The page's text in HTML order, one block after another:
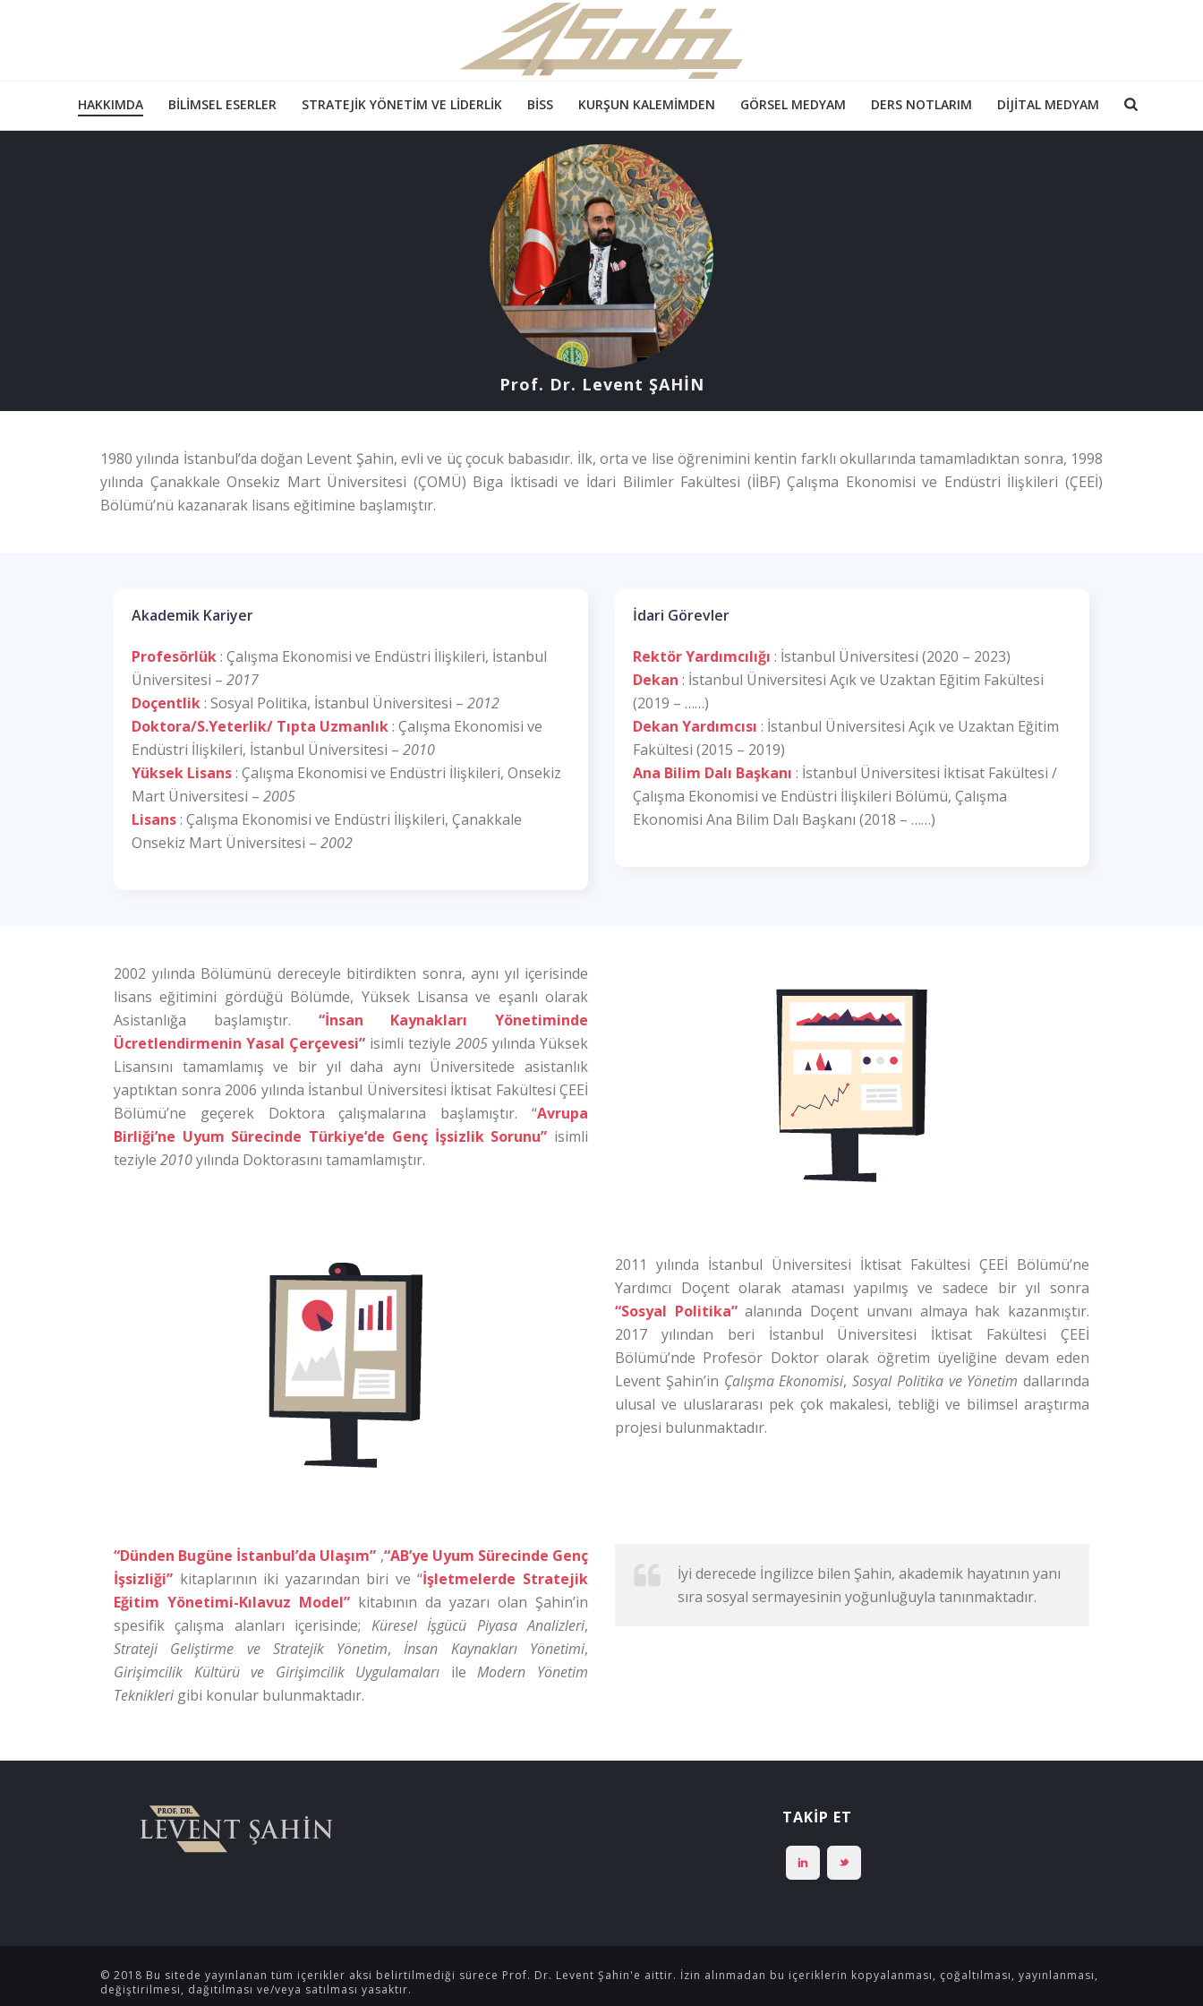
HAKKIMDA BILIMSEL ESERLER STRATEJIK YÖNETIM VE LIDERLIK BİSS KURŞUN KALEMIMDEN GÖRSEL MEDYAM DERS NOTLARIM DIJITAL MEDYAM
Prof. Dr. Levent ŞAHİN
1980 yılında İstanbul’da doğan Levent Şahin, evli ve üç çocuk babasıdır. İlk, orta ve lise öğrenimini kentin farklı okullarında tamamladıktan sonra, 1998
yılında Çanakkale Onsekiz Mart Üniversitesi (ÇOMÜ) Biga İktisadi ve İdari Bilimler Fakültesi (İİBF) Çalışma Ekonomisi ve Endüstri İlişkileri (ÇEEİ)
Bölümü’nü kazanarak lisans eğitimine başlamıştır.
Akademik Kariyer
Profesörlük: Çalışma Ekonomisi ve Endüstri İlişkileri, İstanbul
Üniversitesi – 2017
Doçentlik: Sosyal Politika, İstanbul Üniversitesi – 2012
Doktora/S.Yeterlik/ Tıpta Uzmanlık: Çalışma Ekonomisi ve
Endüstri İlişkileri, İstanbul Üniversitesi – 2010
Yüksek Lisans: Çalışma Ekonomisi ve Endüstri İlişkileri, Onsekiz
Mart Üniversitesi – 2005
Lisans: Çalışma Ekonomisi ve Endüstri İlişkileri, Çanakkale
Onsekiz Mart Üniversitesi – 2002
İdari Görevler
Rektör Yardımcılığı : İstanbul Üniversitesi (2020 – 2023)
Dekan : İstanbul Üniversitesi Açık ve Uzaktan Eğitim Fakültesi
(2019 – ……)
Dekan Yardımcısı : İstanbul Üniversitesi Açık ve Uzaktan Eğitim
Fakültesi (2015 – 2019)
Ana Bilim Dalı Başkanı : İstanbul Üniversitesi İktisat Fakültesi /
Çalışma Ekonomisi ve Endüstri İlişkileri Bölümü, Çalışma
Ekonomisi Ana Bilim Dalı Başkanı (2018 – ……)
2002 yılında Bölümünü dereceyle bitirdikten sonra, aynı yıl içerisinde
lisans eğitimini gördüğü Bölümde, Yüksek Lisansa ve eşanlı olarak
Asistanlığa başlamıştır. “İnsan Kaynakları Yönetiminde
Ücretlendirmenin Yasal Çerçevesi” isimli teziyle 2005 yılında Yüksek
Lisansını tamamlamış ve bir yıl daha aynı Üniversitede asistanlık
yaptıktan sonra 2006 yılında İstanbul Üniversitesi İktisat Fakültesi ÇEEİ
Bölümü’ne geçerek Doktora çalışmalarına başlamıştır. “Avrupa
Birliği’ne Uyum Sürecinde Türkiye’de Genç İşsizlik Sorunu” isimli
teziyle 2010yılında Doktorasını tamamlamıştır.
2011 yılında İstanbul Üniversitesi İktisat Fakültesi ÇEEİ Bölümü’ne
Yardımcı Doçent olarak ataması yapılmış ve sadece bir yıl sonra
“Sosyal Politika”alanında Doçent unvanı almaya hak kazanmıştır.
2017 yılından beri İstanbul Üniversitesi İktisat Fakültesi ÇEEİ
Bölümü’nde Profesör Doktor olarak öğretim üyeliğine devam eden
Levent Şahin’in Çalışma Ekonomisi, Sosyal Politika ve Yönetim dallarında
ulusal ve uluslararası pek çok makalesi, tebliği ve bilimsel araştırma
projesi bulunmaktadır.
“Dünden Bugüne İstanbul’da Ulaşım” ,“AB’ye Uyum Sürecinde Genç
İşsizliği” kitaplarının iki yazarından biri ve “İşletmelerde Stratejik
Eğitim Yönetimi-Kılavuz Model” kitabının da yazarı olan Şahin’in
spesifik çalışma alanları içerisinde; Küresel İşgücü Piyasa Analizleri,
Strateji Geliştirme ve Stratejik Yönetim,İnsan Kaynakları Yönetimi,
Girişimcilik Kültürü ve Girişimcilik Uygulamaları ileModern Yönetim
Teknikleri gibi konular bulunmaktadır.
İyi derecede İngilizce bilen Şahin, akademik hayatının yanı
sıra sosyal sermayesinin yoğunluğuyla tanınmaktadır.
TAKİP ET
© 2018 Bu sitede yayınlanan tüm içerikler aksi belirtilmediği sürece Prof. Dr. Levent Şahin'e aittir. İzin alınmadan bu içeriklerin kopyalanması, çoğaltılması, yayınlanması,
değiştirilmesi, dağıtılması ve/veya satılması yasaktır.